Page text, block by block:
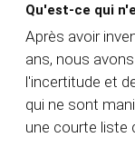
Qu'est-ce qui
Après avoir
ans, nous
l'incertitude et
qui ne sont
une courte liste